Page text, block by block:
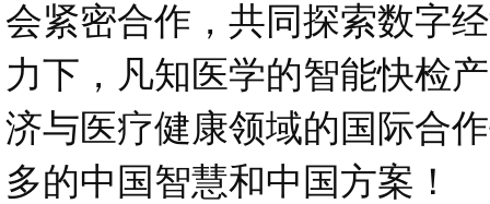
会紧密合作，共同探索数字
力下，凡知医学的智能快检
济与医疗健康领域的国际合
多的中国智慧和中国方案！